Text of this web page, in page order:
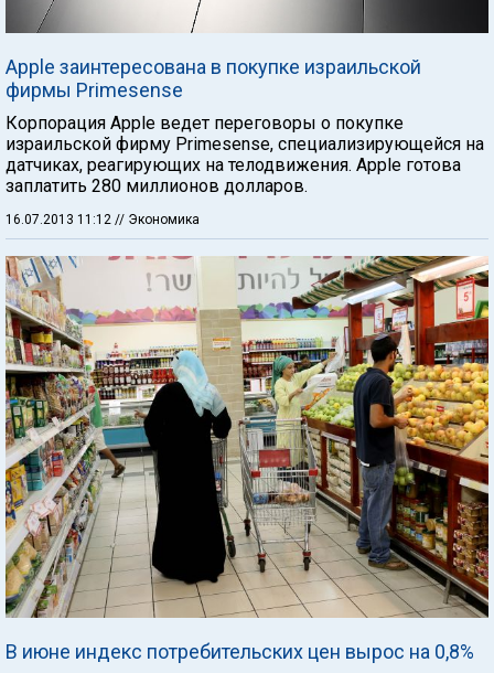
Apple заинтересована в покупке израильской
фирмы Primesense
Корпорация Apple ведет переговоры о покупке
израильской фирму Primesense, специализирующейся на
датчиках, реагирующих на телодвижения. Apple готова
заплатить 280 миллионов долларов.
16.07.2013 11:12 // Экономика
В июне индекс потребительских цен вырос на 0,8%